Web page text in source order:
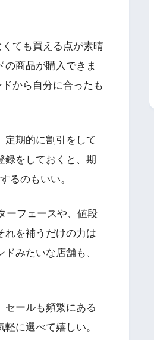
ても買える点が素晴
商品が購入できま
から自分に合ったも
定期的に割引をして
録をしておくと、期
るのもいい。
ーフェースや、値段
れを補うだけの力は
みたいな店舗も、
セールも頻繁にある
に選べて嬉しい。